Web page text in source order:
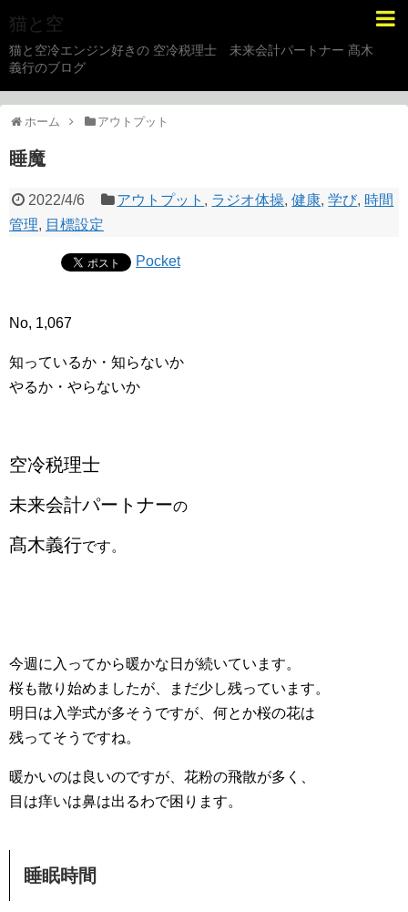
猫と空
猫と空冷エンジン好きの 空冷税理士 未来会計パートナー 髙木
義行のブログ
ホーム アウトプット
睡魔
2022/4/6 アウトプット , ラジオ体操,健康,学び, 時間
管理, 目標設定
Pocket
No, 1,067
知っているか・知らないか
やるか・やらないか
空冷税理士
未来会計パートナーの
髙木義行です。
今週に入ってから暖かな日が続いています。
桜も散り始めましたが、まだ少し残っています。
明日は入学式が多そうですが、何とか桜の花は
残ってそうですね。
暖かいのは良いのですが、花粉の飛散が多く、
目は痒いは鼻は出るわで困ります。
睡眠時間